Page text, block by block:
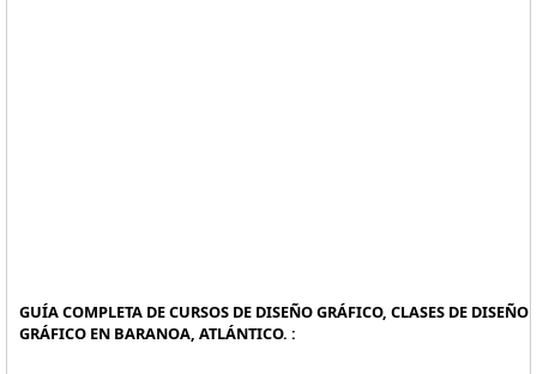
GUÍA COMPLETA DE CURSOS DE DISEÑO GRÁFICO, CLASES DE DISEÑO
GRÁFICO EN BARANOA, ATLÁNTICO. :